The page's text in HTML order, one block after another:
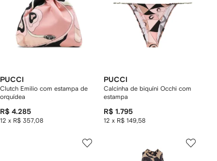
PUCCI
Clutch Emilio com estampa de
orquídea
R$ 4.285
12 x R$ 357,08
PUCCI
Calcinha de biquíni Occhi com
estampa
R$ 1.795
12 x R$ 149,58